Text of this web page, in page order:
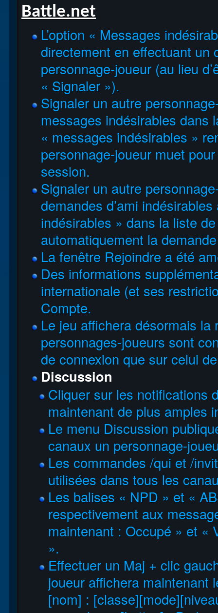
Battle.net
L’option « Messages
directement en effectuant un
personnage-joueur (au lieu
« Signaler »).
Signaler un autre
messages indésirables dans
« messages indésirables »
personnage-joueur muet
session.
Signaler un autre
demandes d’ami
indésirables » dans la liste
automatiquement la
La fenêtre Rejoindre a été
Des informations
internationale (et ses
Compte.
Le jeu affichera désormais la
personnages-joueurs sont
de connexion que sur celui
Discussion
Cliquer sur les notifications
maintenant de plus amples
Le menu Discussion
canaux un personnage-
Les commandes /qui et /
utilisées dans tous les
Les balises « NPD » et «
respectivement aux
maintenant : Occupé » et «
».
Effectuer un Maj + clic
joueur affichera maintenant
[nom] :